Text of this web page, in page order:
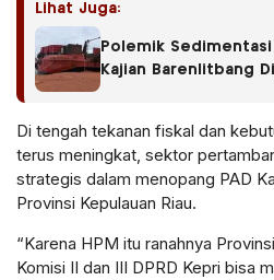
Lihat Juga:
Polemik
Kajian Barenlitbang
Di tengah tekanan fiskal dan
terus meningkat, sektor
strategis dalam menopang PAD
Provinsi Kepulauan Riau.
“Karena HPM itu ranahnya
Komisi II dan III DPRD Kepri bisa